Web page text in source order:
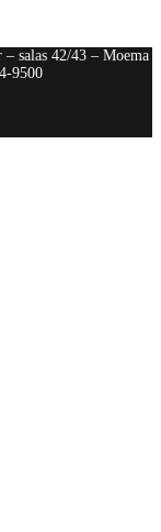
salas 42/43 – Moema
9500